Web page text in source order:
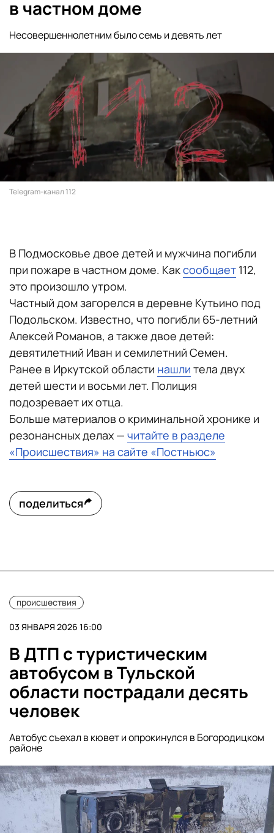
в частном доме
Несовершеннолетним было семь и девять лет
Telegram-канал 112
В Подмосковье двое детей и мужчина погибли
при пожаре в частном доме. Каксообщает 112,
это произошло утром.
Частный дом загорелся в деревне Кутьино под
Подольском. Известно, что погибли 65-летний
Алексей Романов, а также двое детей:
девятилетний Иван и семилетний Семен.
Ранее в Иркутской области нашли тела двух
детей шести и восьми лет. Полиция
подозревает их отца.
Больше материалов о криминальной хронике и
резонансных делах — читайте в разделе
«Происшествия» на сайте «Постньюс»
поделиться
происшествия
03 ЯНВАРЯ 2026 16:00
В ДТП с туристическим
автобусом в Тульской
области пострадали десять
человек
Автобус съехал в кювет и опрокинулся в Богородицком
районе